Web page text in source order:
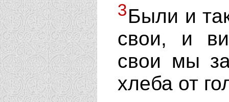
3Были и
свои, и
свои мы
хлеба от